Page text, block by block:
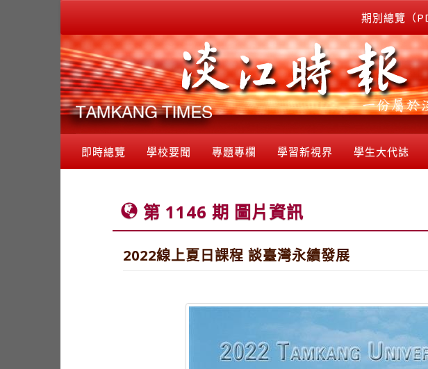
期別總覽（
即時總覽 學校要聞 專題專欄 學習新視界 學生大代誌
第 1146 期 圖片資訊
2022線上夏日課程 談臺灣永續發展